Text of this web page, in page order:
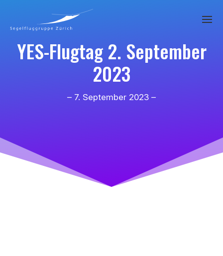
YES-Flugtag 2. September
2023
– 7. September 2023 –